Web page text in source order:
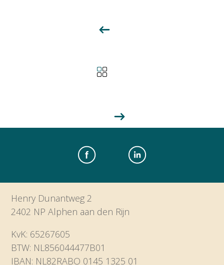
Henry Dunantweg 2
2402 NP Alphen aan den Rijn
KvK: 65267605
BTW: NL856044477B01
IBAN: NL82RABO 0145 1325 01